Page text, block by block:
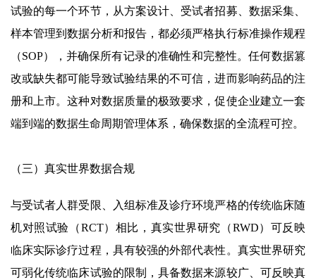
试验的每一个环节，从方案设计、受试者招募、数据采集、
样本管理到数据分析和报告，都必须严格执行标准操作规程
（SOP），并确保所有记录的准确性和完整性。任何数据篡
改或缺失都可能导致试验结果的不可信，进而影响药品的注
册和上市。这种对数据质量的极致要求，促使企业建立一套
端到端的数据生命周期管理体系，确保数据的全流程可控。
（三）真实世界数据合规
与受试者人群受限、入组标准及诊疗环境严格的传统临床随
机对照试验（RCT）相比，真实世界研究（RWD）可反映
临床实际诊疗过程，具有较强的外部代表性。真实世界研究
可弱化传统临床试验的限制，具备数据来源较广、可反映真